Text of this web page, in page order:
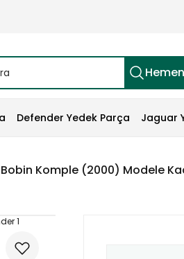
Defender Yedek Parça Jaguar
Bobin Komple (2000) Modele